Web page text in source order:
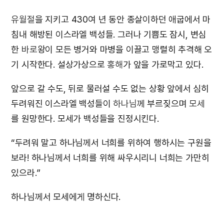
유월절을 지키고 430여 년 동안 종살이하던 애굽에서 마
침내 해방된 이스라엘 백성들. 그러나 기쁨도 잠시, 변심
한 바로왕이 모든 병거와 마병을 이끌고 맹렬히 추격해 오
기 시작한다. 설상가상으로홍해가 앞을 가로막고 있다.
앞으로 갈 수도, 뒤로 물러설 수도 없는 상황 앞에서 심히
두려워진 이스라엘 백성들이하나님께 부르짖으며모세
를 원망한다. 모세가 백성들을 진정시킨다.
“두려워 말고 하나님께서 너희를 위하여 행하시는 구원을
보라! 하나님께서 너희를 위해 싸우시리니 너희는 가만히
있으라.”
하나님께서 모세에게 명하신다.